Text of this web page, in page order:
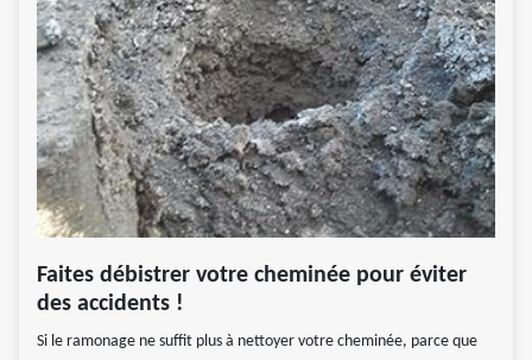
Faites débistrer votre cheminée pour éviter
des accidents !
Si le ramonage ne suffit plus à nettoyer votre cheminée, parce que